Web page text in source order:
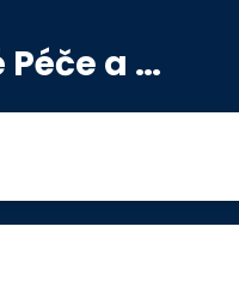
Kosmetické Péče a Výživové Doplňky